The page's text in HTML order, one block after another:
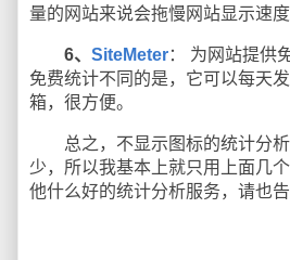
量的网站来说会拖慢网站显示速度
6、 SiteMeter： 为网站提供
免费统计不同的是，它可以每天
箱，很方便。
总之，不显示图标的统计分析
少，所以我基本上就只用上面几
他什么好的统计分析服务，请也告